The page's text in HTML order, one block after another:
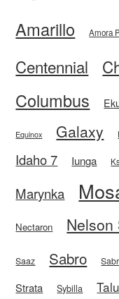
Amarillo Amora
Centennial
Columbus
Equinox Galaxy
Idaho 7 Iunga
Marynka
Nectaron Nelson
Saaz Sabro
Strata Sybilla